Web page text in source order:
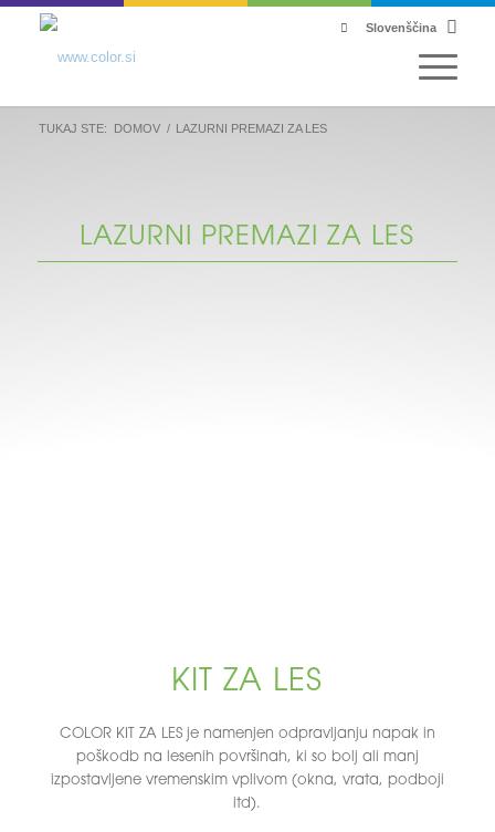
Slovenščina
TUKAJ STE: DOMOV / LAZURNI PREMAZI ZA LES
LAZURNI PREMAZI ZA LES
KIT ZA LES
COLOR KIT ZA LES je namenjen odpravljanju napak in
poškodb na lesenih površinah, ki so bolj ali manj
izpostavljene vremenskim vplivom (okna, vrata, podboji
itd).